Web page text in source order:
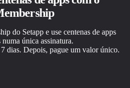
do Setapp e use centenas de apps
numa única assinatura.
dias. Depois, pague um valor único.